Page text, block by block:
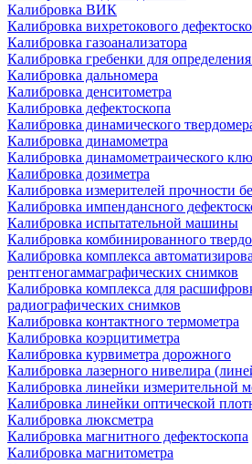
Калибровка ВИК
Калибровка вихретокового
Калибровка газоанализатора
Калибровка гребенки для
Калибровка дальномера
Калибровка денситометра
Калибровка дефектоскопа
Калибровка динамического
Калибровка динамометра
Калибровка динамометраического
Калибровка дозиметра
Калибровка измерителей прочности
Калибровка импендансного
Калибровка испытательной машины
Калибровка комбинированного
Калибровка комплекса
рентгеногаммаграфических снимков
Калибровка комплекса для
радиографических снимков
Калибровка контактного термометра
Калибровка коэрцитиметра
Калибровка курвиметра дорожного
Калибровка лазерного нивелира
Калибровка линейки измерительной
Калибровка линейки оптической
Калибровка люксметра
Калибровка магнитного дефектоскопа
Калибровка магнитометра